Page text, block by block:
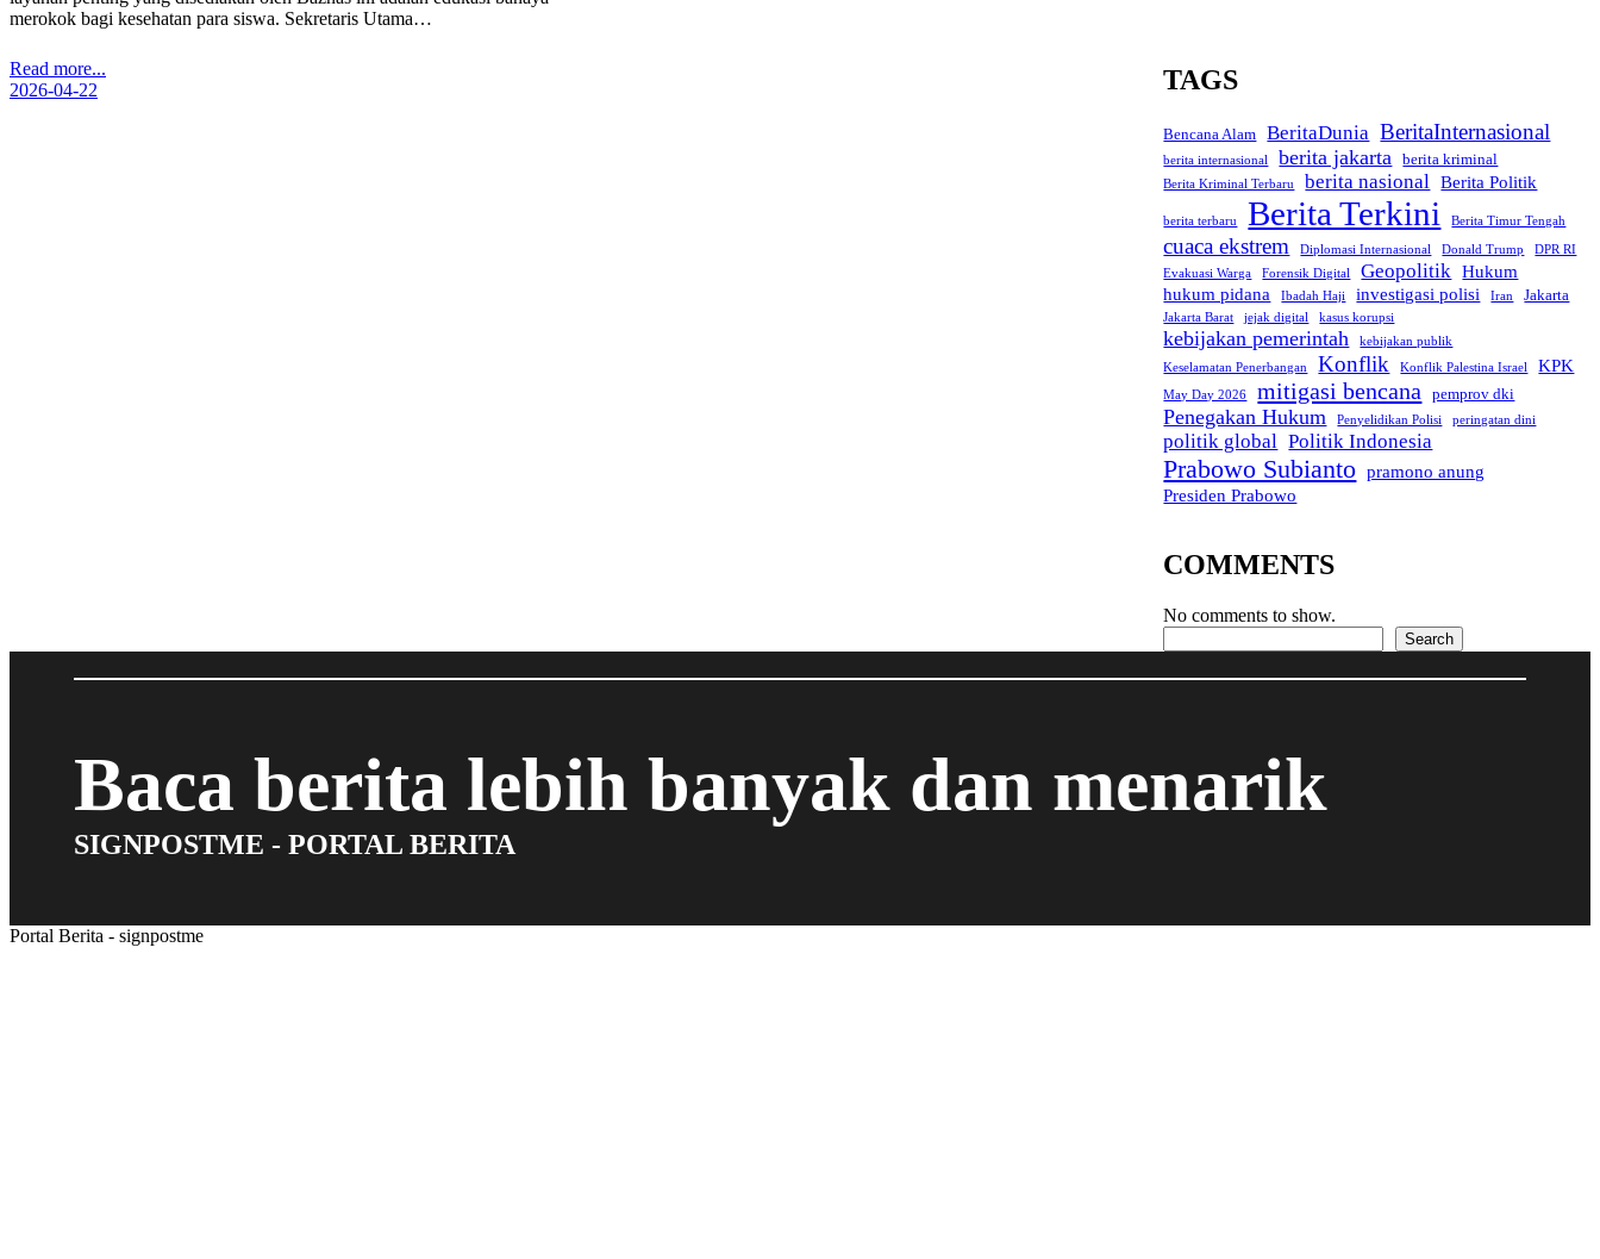
merokok bagi kesehatan para siswa. Sekretaris Utama…
Read more...
2026-04-22
TAGS
Bencana Alam BeritaDunia BeritaInternasional
berita internasional berita jakarta berita kriminal
Berita Kriminal Terbaru berita nasional Berita Politik
berita terbaru Berita Terkini Berita Timur Tengah
cuaca ekstrem Diplomasi Internasional Donald Trump
DPR RI
Evakuasi Warga
Forensik Digital Geopolitik Hukum
hukum pidana
Ibadah Haji investigasi polisi Iran Jakarta
Jakarta Barat jejak digital kasus korupsi
kebijakan pemerintah
kebijakan publik
Keselamatan Penerbangan
Konflik Konflik Palestina Israel KPK
May Day 2026 mitigasi bencana pemprov dki
Penegakan Hukum Penyelidikan Polisi peringatan dini
politik global Politik Indonesia
Prabowo Subianto pramono anung
Presiden Prabowo
COMMENTS
No comments to show.
Search
Baca berita lebih banyak dan menarik
SIGNPOSTME - PORTAL BERITA
Portal Berita - signpostme